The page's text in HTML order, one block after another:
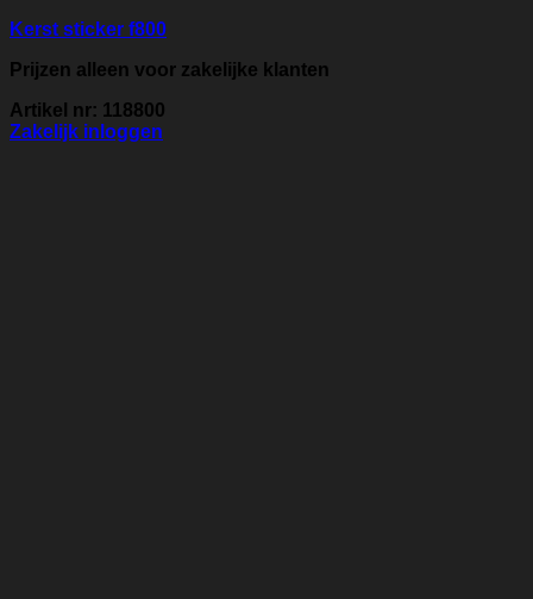
Kerst sticker f800
Prijzen alleen voor zakelijke klanten
Artikel nr: 118800
Zakelijk inloggen